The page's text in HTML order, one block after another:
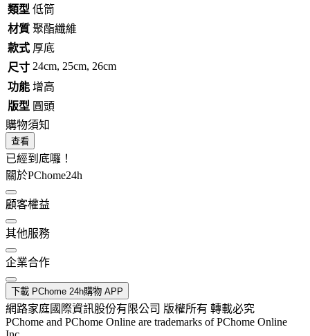
類型 低筒
材質 聚酯纖維
款式 厚底
尺寸 24cm, 25cm, 26cm
功能 增高
版型 圓頭
購物須知
查看
已經到底囉！
關於PChome24h
顧客權益
其他服務
企業合作
下載 PChome 24h購物 APP
網路家庭國際資訊股份有限公司 版權所有 轉載必究
PChome and PChome Online are trademarks of PChome Online